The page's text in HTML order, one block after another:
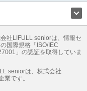
敗臭などの臭いの脱臭・消臭
ママの就労支援
後の暮らし情報
社LIFULL seniorは、情報セ
国際規格「ISO/IEC
」の認証を取得していま
seniorは、株式会社
業です。